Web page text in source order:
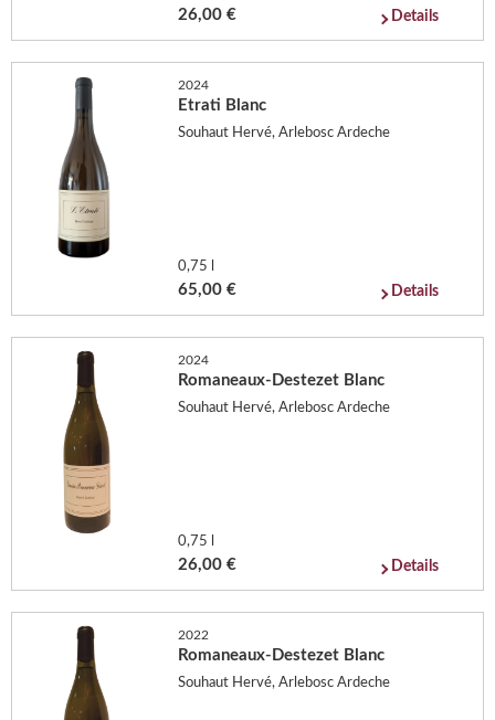
26,00 € Details
2024
Etrati Blanc
Souhaut Hervé, Arlebosc Ardeche
0,75 l
65,00 € Details
2024
Romaneaux-Destezet Blanc
Souhaut Hervé, Arlebosc Ardeche
0,75 l
26,00 € Details
2022
Romaneaux-Destezet Blanc
Souhaut Hervé, Arlebosc Ardeche